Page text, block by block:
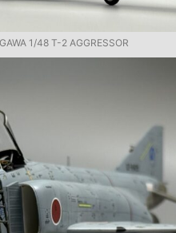
1/48 T-2 AGGRESSOR